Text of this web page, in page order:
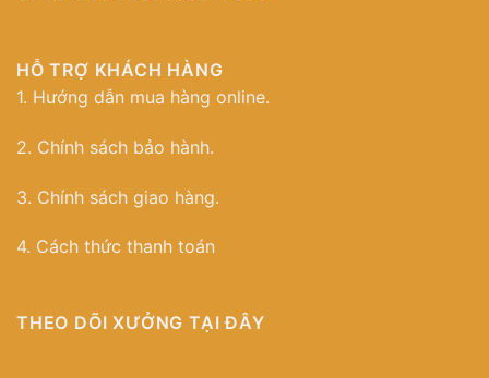
HỖ TRỢ KHÁCH HÀNG
1. Hướng dẫn mua hàng online.
2. Chính sách bảo hành.
3. Chính sách giao hàng.
4. Cách thức thanh toán
THEO DÕI XƯỞNG TẠI ĐÂY